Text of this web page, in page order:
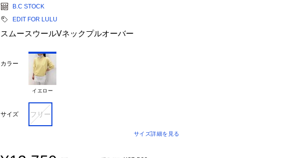
B.C STOCK
EDIT FOR LULU
スムースウールVネックプルオーバー
カラー
イエロー
サイズ フリー
サイズ詳細を見る